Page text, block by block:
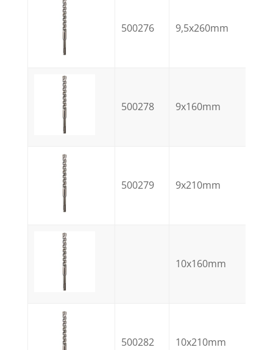
500276 9,5x260mm
500278 9x160mm
500279 9x210mm
10x160mm
500282 10x210mm